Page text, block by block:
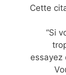
Cette
“Si
essayez